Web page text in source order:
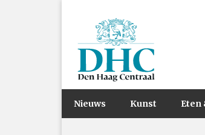
Nieuws Kunst Eten